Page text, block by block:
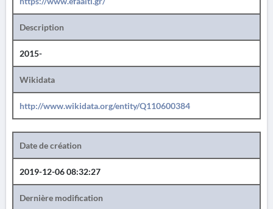
Description
2015-
Wikidata
http://www.wikidata.org/entity/Q110600384
Date de création
2019-12-06 08:32:27
Dernière modification